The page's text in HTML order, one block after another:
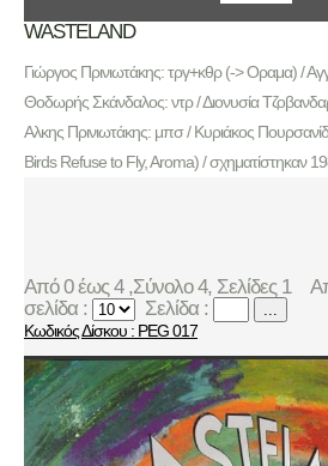
WASTELAND
Γιώργος Πρινιωτάκης: τργ+κθρ (-> Οραμα) /
Θοδωρής Σκάνδαλος: ντρ / Διονυσία
Αλκης Πρινιωτάκης: μπσ / Κυριάκος
Birds Refuse to Fly, Aroma) / σχηματίστηκαν
Από 0 έως 4 ,Σύνολο 4, Σελίδες 1
σελίδα :
Σελίδα :
Κωδικός Δίσκου : PEG 017